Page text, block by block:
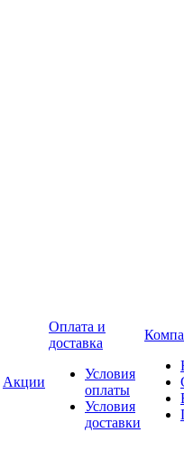
Акции
Оплата и
доставка
Условия
оплаты
Условия
доставки